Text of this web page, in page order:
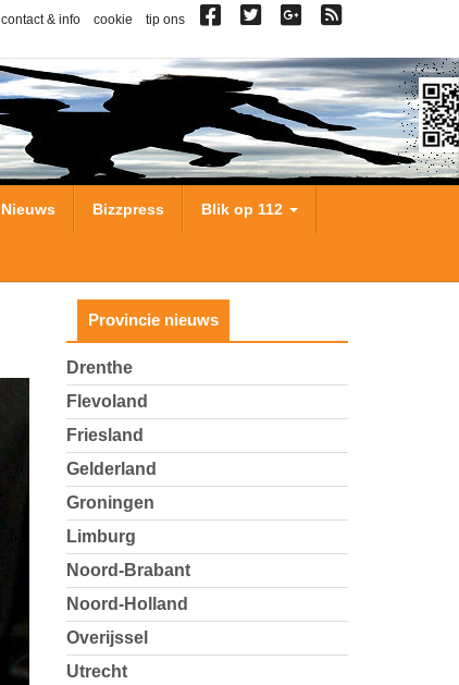
contact & info cookie tip ons
Nieuws Bizzpress Blik op 112
Provincie nieuws
Drenthe
Flevoland
Friesland
Gelderland
Groningen
Limburg
Noord-Brabant
Noord-Holland
Overijssel
Utrecht